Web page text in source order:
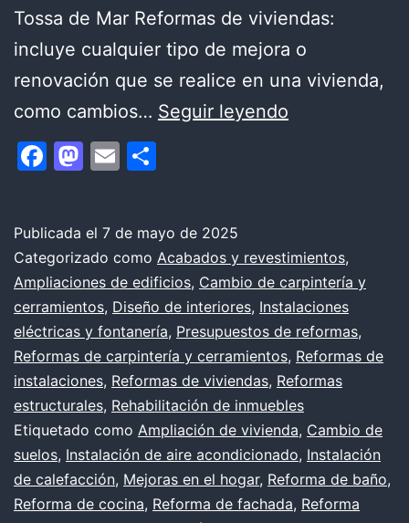
Tossa de Mar Reformas de viviendas:
incluye cualquier tipo de mejora o
renovación que se realice en una vivienda,
como cambios… Seguir leyendo
técnicos
integrales
y
definición
de
cada
uno
Facebook
Mastodon
Email
Publicada el 7 de mayo de 2025
Categorizado como Acabados y revestimientos,
Ampliaciones de edificios, Cambio de carpintería y
cerramientos, Diseño de interiores, Instalaciones
eléctricas y fontanería, Presupuestos de reformas,
Reformas de carpintería y cerramientos, Reformas de
instalaciones, Reformas de viviendas, Reformas
estructurales, Rehabilitación de inmuebles
Etiquetado como Ampliación de vivienda, Cambio de
suelos, Instalación de aire acondicionado, Instalación
de calefacción, Mejoras en el hogar, Reforma de baño,
Reforma de cocina, Reforma de fachada, Reforma